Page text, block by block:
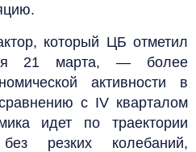
который ЦБ отметил
21 марта, — более
активности в
с IV кварталом
идет по траектории
резких колебаний,